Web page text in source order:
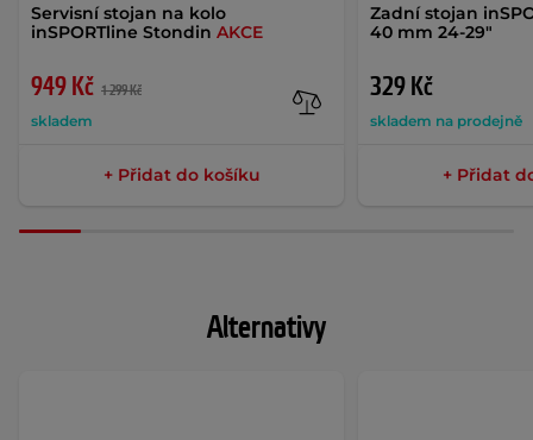
Servisní stojan na kolo
inSPORTline Stondin AKCE
949 Kč 1 299 Kč
skladem
+ Přidat do košíku
Zadní stojan
40 mm 24-29"
329 Kč
skladem na prodejně
+ Přidat
Alternativy